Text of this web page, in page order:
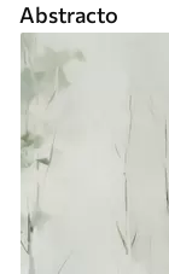
Abstracto